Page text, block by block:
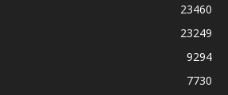
23460
23249
9294
7730